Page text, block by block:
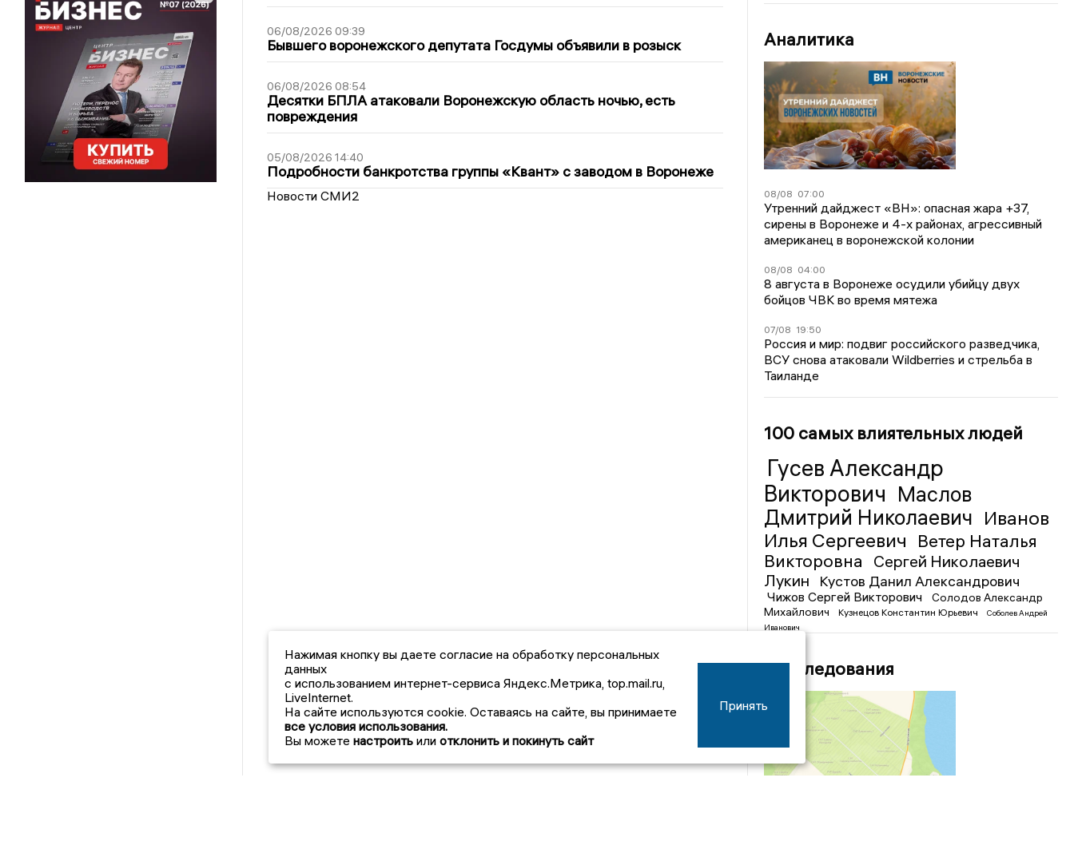
06/08/2026 09:39
Бывшего воронежского депутата Госдумы объявили в розыск
06/08/2026 08:54
Десятки БПЛА атаковали Воронежскую область ночью, есть
повреждения
05/08/2026 14:40
Подробности банкротства группы «Квант» с заводом в Воронеже
Новости СМИ2
Аналитика
08/08 07:00
Утренний дайджест «ВН»: опасная жара +37,
сирены в Воронеже и 4-х районах, агрессивный
американец в воронежской колонии
08/08 04:00
8 августа в Воронеже осудили убийцу двух
бойцов ЧВК во время мятежа
07/08 19:50
Россия и мир: подвиг российского разведчика,
ВСУ снова атаковали Wildberries и стрельба в
Таиланде
100 самых влиятельных людей
Гусев Александр
Викторович Маслов
Дмитрий Николаевич Иванов
Илья Сергеевич
Ветер Наталья
Викторовна
Сергей Николаевич
Лукин
Кустов Данил Александрович
Чижов Сергей Викторович
Солодов Александр
Михайлович
Кузнецов Константин Юрьевич
Соболев Андрей
Иванович
Расследования
Нажимая кнопку вы даете согласие на обработку персональных
данных
с использованием интернет-сервиса Яндекс.Метрика, top.mail.ru,
LiveInternet.
На сайте используются cookie. Оставаясь на сайте, вы принимаете
все условия использования.
Вы можете настроить или отклонить и покинуть сайт
Принять